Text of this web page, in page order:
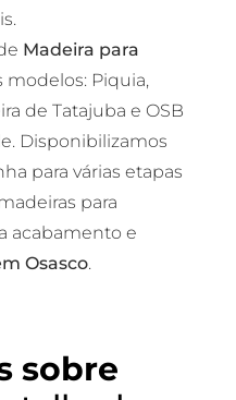
Madeira para
modelos: Piquia,
de Tatajuba e OSB
Disponibilizamos
para várias etapas
para
acabamento e
Osasco.
sobre